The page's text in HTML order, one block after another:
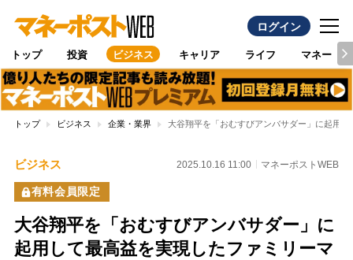
ログイン
トップ 投資 ビジネス キャリア ライフ マネー
トップ ビジネス 企業・業界 大谷翔平を「おむすびアンバサダー」に起用
ビジネス 2025.10.16 11:00 マネーポストWEB
有料会員限定
大谷翔平を「おむすびアンバサダー」に
起用して最高益を実現したファミリーマ